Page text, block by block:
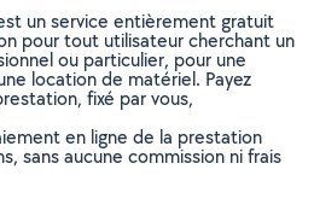
un service entièrement gratuit
pour tout utilisateur cherchant un
ou particulier, pour une
location de matériel. Payez
fixé par vous,
en ligne de la prestation
sans aucune commission ni frais